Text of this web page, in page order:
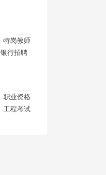
特岗教师
银行招聘
职业资格
工程考试